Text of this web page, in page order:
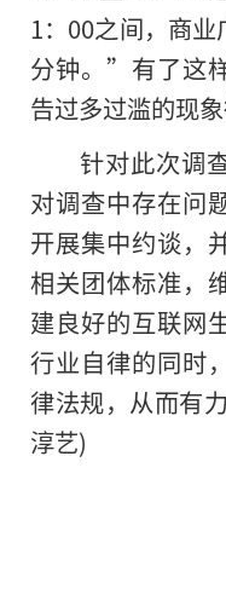
1：00之间，商
分钟。”有了这
告过多过滥的现象
针对此次调
对调查中存在问
开展集中约谈，
相关团体标准，
建良好的互联网
行业自律的同时
律法规，从而有
淳艺)